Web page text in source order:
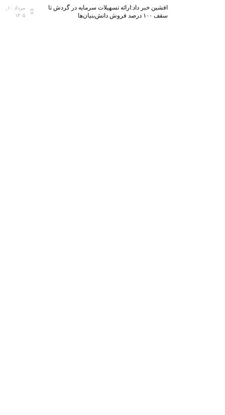
افشین خبر داد:ارائه تسهیلات سرمایه در گردش تا
سقف ۱۰۰ درصد فروش دانش‌بنیان‌ها
۱۴۰۵